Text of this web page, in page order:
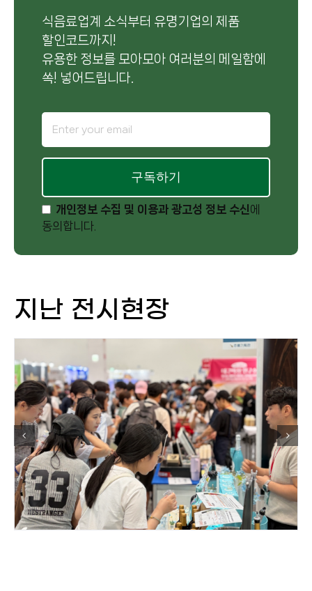
식음료업계 소식부터 유명기업의 제품
할인코드까지!
유용한 정보를 모아모아 여러분의 메일함에
쏙! 넣어드립니다.
구독하기
개인정보 수집 및 이용과 광고성 정보 수신에
동의합니다.
지난 전시현장